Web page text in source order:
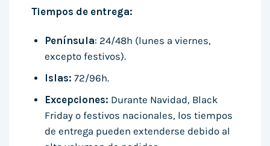
Tiempos de entrega:
Península: 24/48h (lunes a viernes,
excepto festivos).
Islas: 72/96h.
Excepciones: Durante Navidad, Black
Friday o festivos nacionales, los tiempos
de entrega pueden extenderse debido al